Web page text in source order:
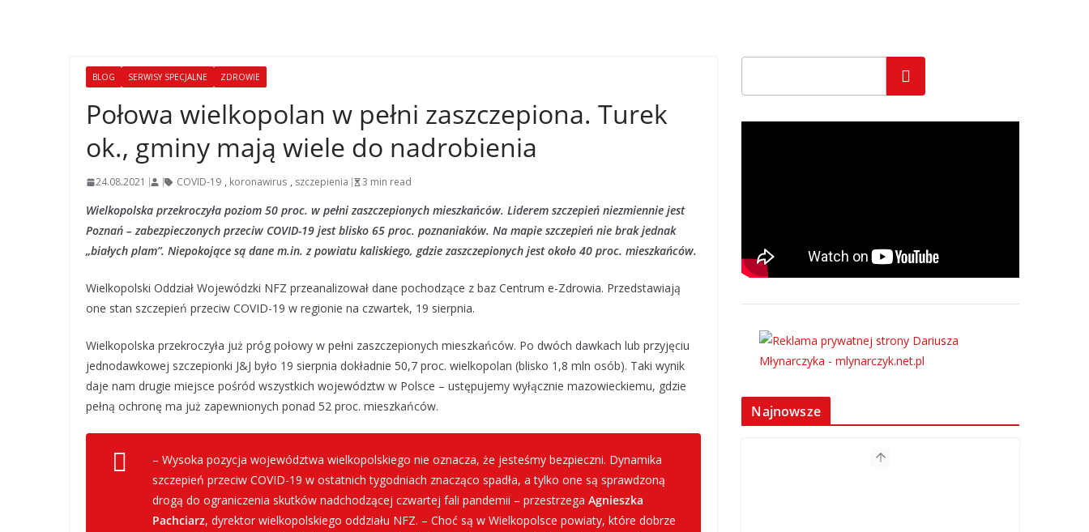
BLOG SERWISY SPECJALNE ZDROWIE
Połowa wielkopolan w pełni zaszczepiona. Turek
ok., gminy mają wiele do nadrobienia
24.08.2021 COVID-19 , koronawirus , szczepienia 3 min read
Wielkopolska przekroczyła poziom 50 proc. w pełni zaszczepionych mieszkańców. Liderem szczepień niezmiennie jest
Poznań – zabezpieczonych przeciw COVID-19 jest blisko 65 proc. poznaniaków. Na mapie szczepień nie brak jednak
„białych plam”. Niepokojące są dane m.in. z powiatu kaliskiego, gdzie zaszczepionych jest około 40 proc. mieszkańców.
Wielkopolski Oddział Wojewódzki NFZ przeanalizował dane pochodzące z baz Centrum e-Zdrowia. Przedstawiają
one stan szczepień przeciw COVID-19 w regionie na czwartek, 19 sierpnia.
Wielkopolska przekroczyła już próg połowy w pełni zaszczepionych mieszkańców. Po dwóch dawkach lub przyjęciu
jednodawkowej szczepionki J&J było 19 sierpnia dokładnie 50,7 proc. wielkopolan (blisko 1,8 mln osób). Taki wynik
daje nam drugie miejsce pośród wszystkich województw w Polsce – ustępujemy wyłącznie mazowieckiemu, gdzie
pełną ochronę ma już zapewnionych ponad 52 proc. mieszkańców.
– Wysoka pozycja województwa wielkopolskiego nie oznacza, że jesteśmy bezpieczni. Dynamika
szczepień przeciw COVID-19 w ostatnich tygodniach znacząco spadła, a tylko one są sprawdzoną
drogą do ograniczenia skutków nadchodzącej czwartej fali pandemii – przestrzega Agnieszka
Pachciarz, dyrektor wielkopolskiego oddziału NFZ. – Choć są w Wielkopolsce powiaty, które dobrze
Szukaj
Najnowsze